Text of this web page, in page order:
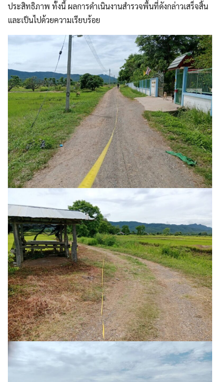
ประสิทธิภาพ ทั้งนี้ ผลการดำเนินงานสำรวจพื้นที่ดังกล่าวเสร็จสิ้น
และเป็นไปด้วยความเรียบร้อย